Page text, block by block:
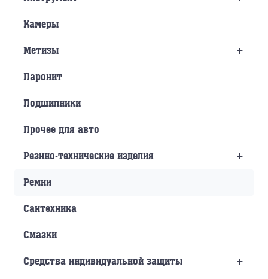
Камеры
+
Метизы
Паронит
Подшипники
Прочее для авто
+
Резино-технические изделия
Ремни
Сантехника
Смазки
+
Средства индивидуальной защиты